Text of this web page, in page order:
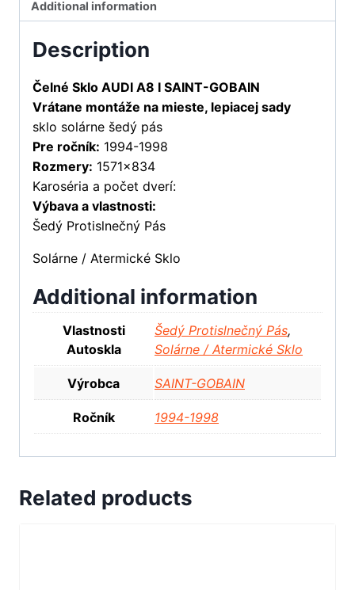
Additional information
Description
Čelné Sklo AUDI A8 I SAINT-GOBAIN
Vrátane montáže na mieste, lepiacej sady
sklo solárne šedý pás
Pre ročník: 1994-1998
Rozmery: 1571×834
Karoséria a počet dverí:
Výbava a vlastnosti:
Šedý Protislnečný Pás
Solárne / Atermické Sklo
Additional information
Vlastnosti
Autoskla
Šedý Protislnečný Pás,
Solárne / Atermické Sklo
Výrobca SAINT-GOBAIN
Ročník 1994-1998
Related products